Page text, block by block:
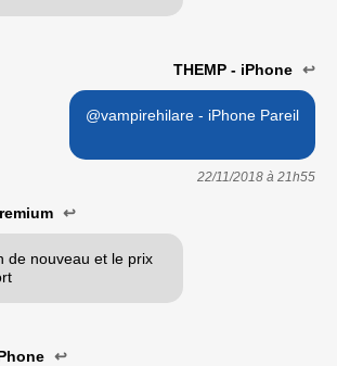
THEMP - iPhone ↩
@vampirehilare - iPhone Pareil
22/11/2018 à 21h55
↩
de nouveau et le prix
↩